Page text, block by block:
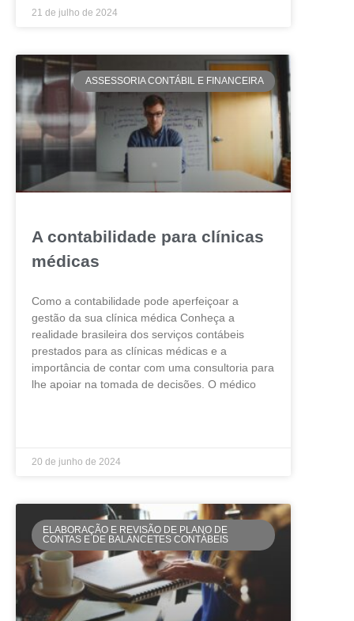
21 de julho de 2024
ASSESSORIA CONTÁBIL E FINANCEIRA
A contabilidade para clínicas
médicas
Como a contabilidade pode aperfeiçoar a
gestão da sua clínica médica Conheça a
realidade brasileira dos serviços contábeis
prestados para as clínicas médicas e a
importância de contar com uma consultoria para
lhe apoiar na tomada de decisões. O médico
20 de junho de 2024
ELABORAÇÃO E REVISÃO DE PLANO DE
CONTAS E DE BALANCETES CONTÁBEIS